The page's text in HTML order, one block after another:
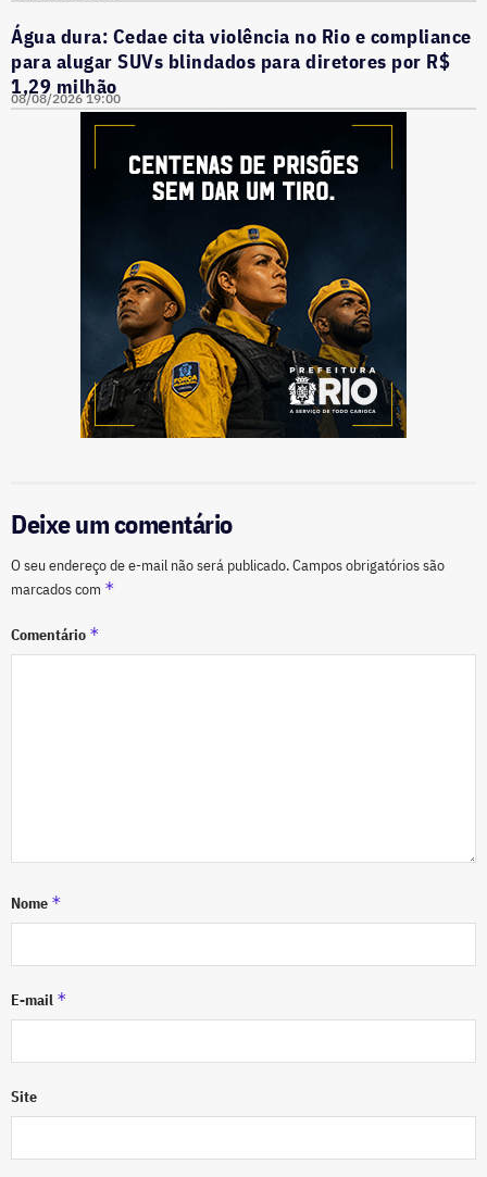
Água dura: Cedae cita violência no Rio e compliance
para alugar SUVs blindados para diretores por R$
1,29 milhão
08/08/2026 19:00
Deixe um comentário
O seu endereço de e-mail não será publicado.Campos obrigatórios são
marcados com *
Comentário *
Nome *
E-mail *
Site